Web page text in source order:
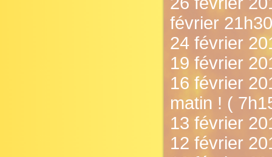
février
24 février
19 février
16 février
matin ! (
13 février
12 février